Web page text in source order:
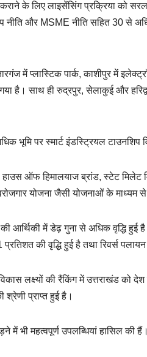
कराने के लिए लाइसेंसिंग प्रक्रिया को
नीति और MSME नीति सहित 30 से
में प्लास्टिक पार्क, काशीपुर में
है। साथ ही रुद्रपुर, सेलाकुई और
भूमि पर स्मार्ट इंडस्ट्रियल टाउनशिप
ऑफ हिमालयाज ब्रांड, स्टेट मिलेट
योजना जैसी योजनाओं के माध्यम से
की आर्थिकी में डेढ़ गुना से अधिक वृद्धि
की वृद्धि हुई है तथा रिवर्स पलायन
विकास लक्ष्यों की रैंकिंग में उत्तराखंड
श्रेणी प्राप्त हुई है।
में भी महत्वपूर्ण उपलब्धियां हासिल की